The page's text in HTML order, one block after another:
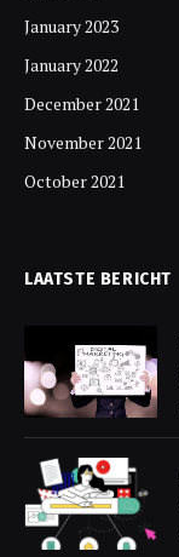
January 2023
January 2022
December 2021
November 2021
October 2021
LAATSTE BERICHT